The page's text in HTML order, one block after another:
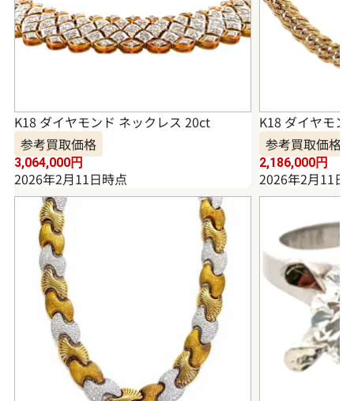
K18 ダイヤモンド ネックレス 20ct
参考買取価格
3,064,000円
2026年2月11日時点
K18 ダイヤモン
参考買取価格
2,186,000円
2026年2月11日